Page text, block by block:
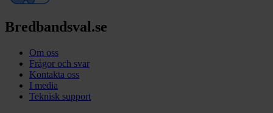
Bredbandsval.se
Om oss
Frågor och svar
Kontakta oss
I media
Teknisk support